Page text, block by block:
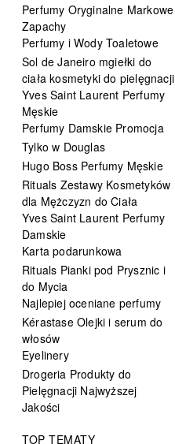
Perfumy Oryginalne Markowe
Zapachy
Perfumy i Wody Toaletowe
Sol de Janeiro mgiełki do
ciała kosmetyki do pielęgnacji
Yves Saint Laurent Perfumy
Męskie
Perfumy Damskie Promocja
Tylko w Douglas
Hugo Boss Perfumy Męskie
Rituals Zestawy Kosmetyków
dla Mężczyzn do Ciała
Yves Saint Laurent Perfumy
Damskie
Karta podarunkowa
Rituals Pianki pod Prysznic i
do Mycia
Najlepiej oceniane perfumy
Kérastase Olejki i serum do
włosów
Eyelinery
Drogeria Produkty do
Pielęgnacji Najwyższej
Jakości
TOP TEMATY